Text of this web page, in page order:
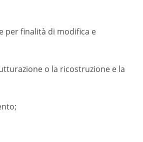
per finalità di modifica e
o la ricostruzione e la